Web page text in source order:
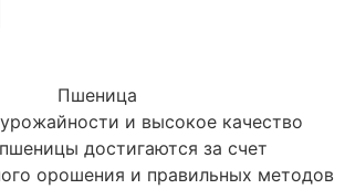
Пшеница
и высокое качество
достигаются за счет
орошения и правильных методов